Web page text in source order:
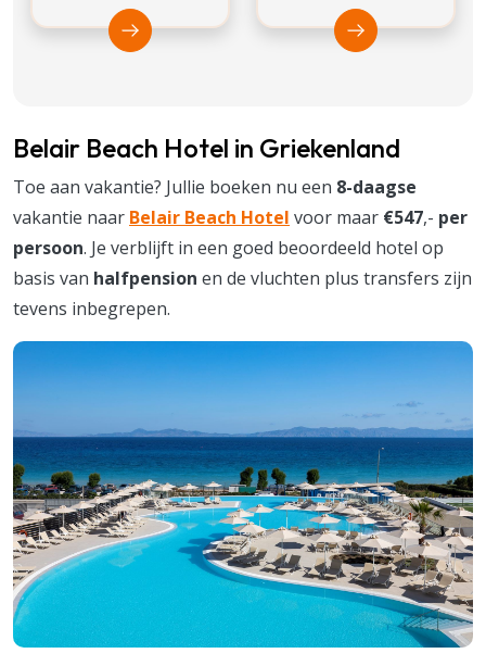
Bekijk Vakantiediscounter Bekijk Suntip
Belair Beach Hotel in Griekenland
Toe aan vakantie? Jullie boeken nu een 8-daagse
vakantie naar Belair Beach Hotel voor maar €547,- per
persoon. Je verblijft in een goed beoordeeld hotel op
basis van halfpension en de vluchten plus transfers zijn
tevens inbegrepen.